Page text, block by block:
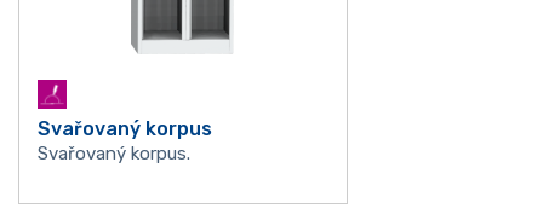
Svařovaný korpus
Svařovaný korpus.